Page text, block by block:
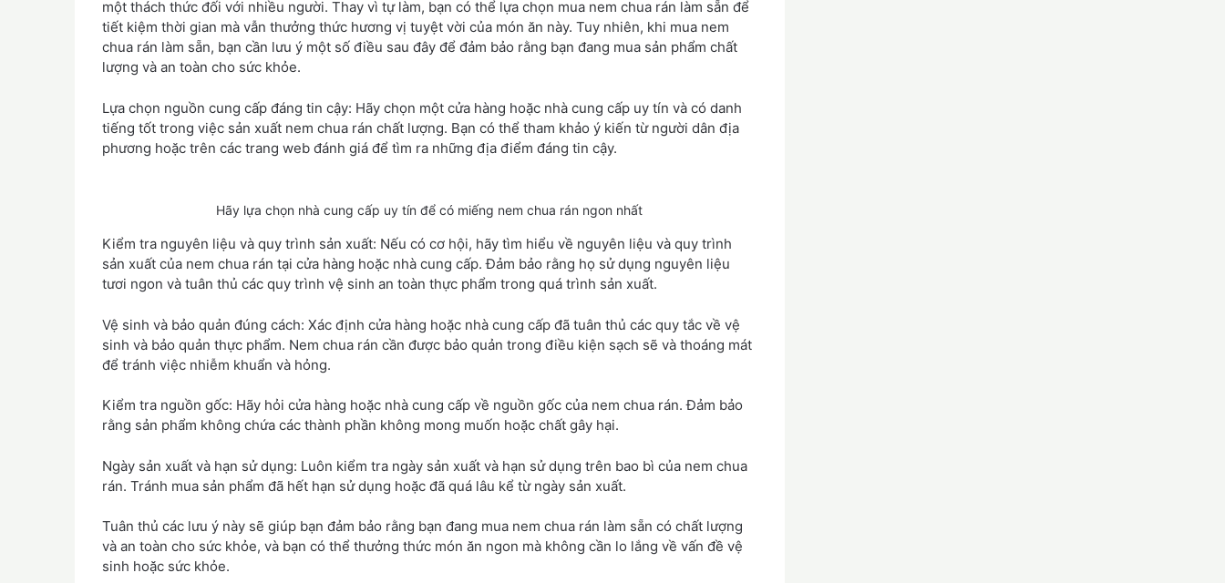
một thách thức đối với nhiều người. Thay vì tự làm, bạn có thể lựa chọn mua nem chua rán làm sẵn để
tiết kiệm thời gian mà vẫn thưởng thức hương vị tuyệt vời của món ăn này. Tuy nhiên, khi mua nem
chua rán làm sẵn, bạn cần lưu ý một số điều sau đây để đảm bảo rằng bạn đang mua sản phẩm chất
lượng và an toàn cho sức khỏe.
Lựa chọn nguồn cung cấp đáng tin cậy: Hãy chọn một cửa hàng hoặc nhà cung cấp uy tín và có danh
tiếng tốt trong việc sản xuất nem chua rán chất lượng. Bạn có thể tham khảo ý kiến từ người dân địa
phương hoặc trên các trang web đánh giá để tìm ra những địa điểm đáng tin cậy.
Hãy lựa chọn nhà cung cấp uy tín để có miếng nem chua rán ngon nhất
Kiểm tra nguyên liệu và quy trình sản xuất: Nếu có cơ hội, hãy tìm hiểu về nguyên liệu và quy trình
sản xuất của nem chua rán tại cửa hàng hoặc nhà cung cấp. Đảm bảo rằng họ sử dụng nguyên liệu
tươi ngon và tuân thủ các quy trình vệ sinh an toàn thực phẩm trong quá trình sản xuất.
Vệ sinh và bảo quản đúng cách: Xác định cửa hàng hoặc nhà cung cấp đã tuân thủ các quy tắc về vệ
sinh và bảo quản thực phẩm. Nem chua rán cần được bảo quản trong điều kiện sạch sẽ và thoáng mát
để tránh việc nhiễm khuẩn và hỏng.
Kiểm tra nguồn gốc: Hãy hỏi cửa hàng hoặc nhà cung cấp về nguồn gốc của nem chua rán. Đảm bảo
rằng sản phẩm không chứa các thành phần không mong muốn hoặc chất gây hại.
Ngày sản xuất và hạn sử dụng: Luôn kiểm tra ngày sản xuất và hạn sử dụng trên bao bì của nem chua
rán. Tránh mua sản phẩm đã hết hạn sử dụng hoặc đã quá lâu kể từ ngày sản xuất.
Tuân thủ các lưu ý này sẽ giúp bạn đảm bảo rằng bạn đang mua nem chua rán làm sẵn có chất lượng
và an toàn cho sức khỏe, và bạn có thể thưởng thức món ăn ngon mà không cần lo lắng về vấn đề vệ
sinh hoặc sức khỏe.